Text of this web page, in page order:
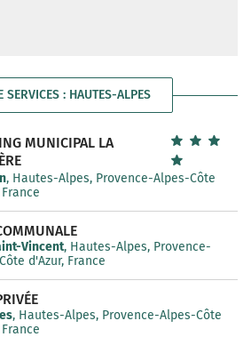
SERVICES : HAUTES-ALPES
MUNICIPAL LA
, Hautes-Alpes, Provence-Alpes-Côte
Vincent, Hautes-Alpes, Provence-
d'Azur, France
, Hautes-Alpes, Provence-Alpes-Côte